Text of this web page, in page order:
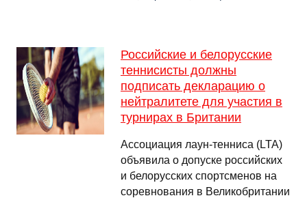
Российские и белорусские
теннисисты должны
подписать декларацию о
нейтралитете для участия в
турнирах в Британии
Ассоциация лаун‑тенниса (LTA)
объявила о допуске российских
и белорусских спортсменов на
соревнования в Великобритании